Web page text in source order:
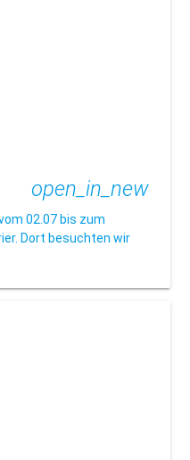
open_in_new
02.07 bis zum
Dort besuchten wir